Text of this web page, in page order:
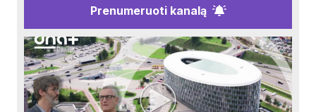
Prenumeruoti kanalą